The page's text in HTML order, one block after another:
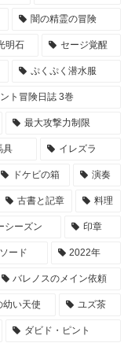
闇の精霊の冒険
明石 セージ覚醒
ぷくぷく潜水服
ト冒険日誌 3巻
最大攻撃力制限
具 イレズラ
ドケビの箱 演奏
古書と記章 料理
シーズン 印章
ード 2022年
バレノスのメイン依頼
幼い天使 ユズ茶
ダビド・ピント